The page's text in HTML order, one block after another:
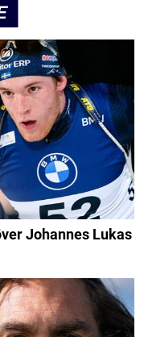
Johannes Lukas